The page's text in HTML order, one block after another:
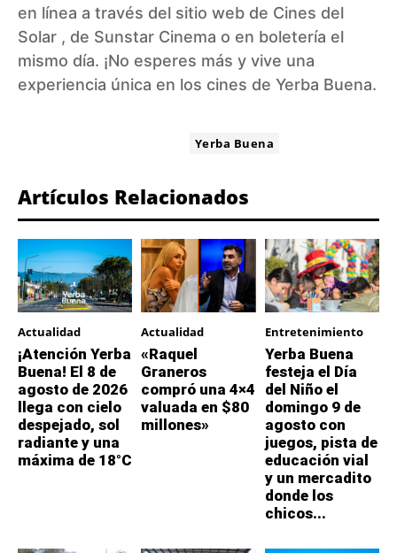
en línea a través del sitio web de Cines del
Solar , de Sunstar Cinema o en boletería el
mismo día. ¡No esperes más y vive una
experiencia única en los cines de Yerba Buena.
Yerba Buena
Artículos Relacionados
Actualidad
¡Atención Yerba
Buena! El 8 de
agosto de 2026
llega con cielo
despejado, sol
radiante y una
máxima de 18°C
Actualidad
«Raquel
Graneros
compró una 4×4
valuada en $80
millones»
Entretenimiento
Yerba Buena
festeja el Día
del Niño el
domingo 9 de
agosto con
juegos, pista de
educación vial
y un mercadito
donde los
chicos...